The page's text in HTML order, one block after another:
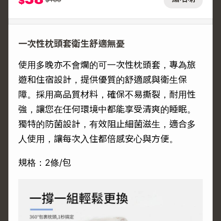
一次性枕頭套衛生舒適無憂
使用多晚亦不會爛的可一次性枕頭套，專為旅
遊和住宿設計，提供優質的舒適感與衛生保
障。採用高品質材料，確保不易撕裂，耐用性
強，讓您在任何環境中都能享受清爽的睡眠。
獨特的防菌設計，有效阻止細菌滋生，適合多
人使用，讓每次入住都倍感安心與方便。
規格：2條/包